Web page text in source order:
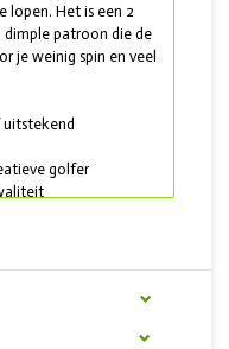
lopen. Het is een 2
dimple patroon die de
je weinig spin en veel
golfer